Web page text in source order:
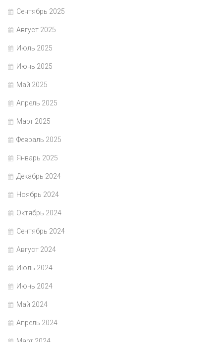
Сентябрь 2025
Август 2025
Июль 2025
Июнь 2025
Май 2025
Апрель 2025
Март 2025
Февраль 2025
Январь 2025
Декабрь 2024
Ноябрь 2024
Октябрь 2024
Сентябрь 2024
Август 2024
Июль 2024
Июнь 2024
Май 2024
Апрель 2024